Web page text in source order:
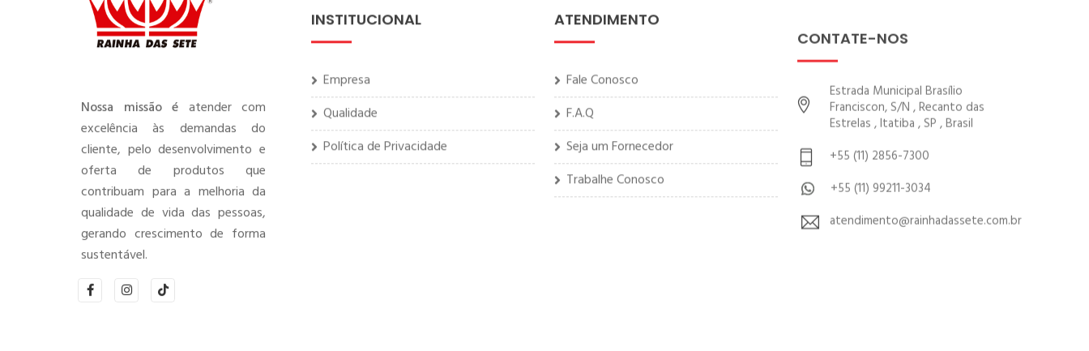
Nossa missão é atender com
excelência às demandas do
cliente, pelo desenvolvimento e
oferta de produtos que
contribuam para a melhoria da
qualidade de vida das pessoas,
gerando crescimento de forma
sustentável.
Qualidade
Política de Privacidade
F.A.Q
Seja um Fornecedor
Trabalhe Conosco
Franciscon, S/N , Recanto das
Estrelas , Itatiba , SP , Brasil
+55 (11) 2856-7300
+55 (11) 99211-3034
atendimento@rainhadassete.com.br